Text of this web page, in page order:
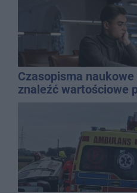
Czasopisma
znaleźć wartościowe